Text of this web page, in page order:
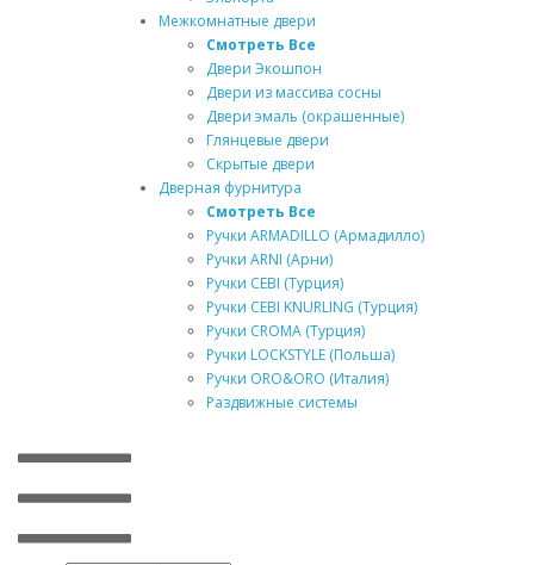
Межкомнатные двери
Смотреть Все
Двери Экошпон
Двери из массива сосны
Двери эмаль (окрашенные)
Глянцевые двери
Скрытые двери
Дверная фурнитура
Смотреть Все
Ручки ARMADILLO (Армадилло)
Ручки ARNI (Арни)
Ручки CEBI (Турция)
Ручки CEBI KNURLING (Турция)
Ручки CROMA (Турция)
Ручки LOCKSTYLE (Польша)
Ручки ORO&ORO (Италия)
Раздвижные системы